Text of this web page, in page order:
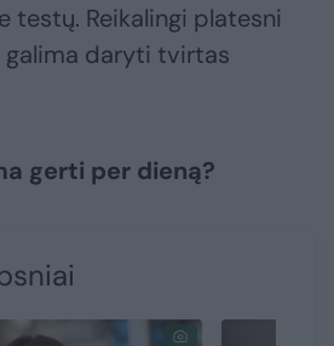
testų. Reikalingi platesni
daryti tvirtas
gerti per dieną?